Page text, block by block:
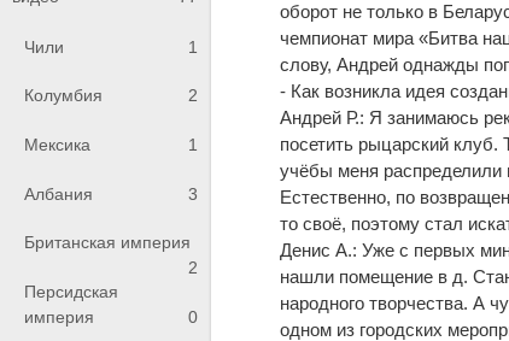
Чили 1
Колумбия 2
Мексика 1
Албания 3
Британская империя
2
Персидская
империя
0
оборот не только в
чемпионат мира «Битва
слову, Андрей однажды
- Как возникла идея
Андрей Р.: Я занимаюсь
посетить рыцарский клуб.
учёбы меня распределили
Естественно, по
то своё, поэтому стал
Денис А.: Уже с первых
нашли помещение в д.
народного творчества. А
одном из городских